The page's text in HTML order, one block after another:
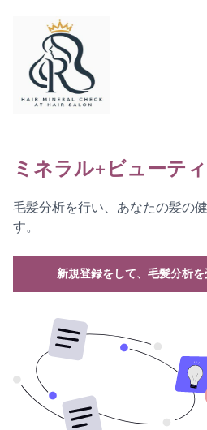
ミネラル+ビューテ
毛髪分析を行い、あなたの髪の
す。
新規登録をして、毛髪分析